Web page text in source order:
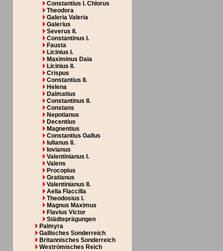
Constantius I. Chlorus
Theodora
Galeria Valeria
Galerius
Severus II.
Constantinus I.
Fausta
Licinius I.
Maximinus Daia
Licinius II.
Crispus
Constantius II.
Helena
Dalmatius
Constantinus II.
Constans
Nepotianus
Decentius
Magnentius
Constantius Gallus
Iulianus II.
Iovianus
Valentinianus I.
Valens
Procopius
Gratianus
Valentinianus II.
Aelia Flaccilla
Theodosius I.
Magnus Maximus
Flavius Victor
Städteprägungen
Palmyra
Gallisches Sonderreich
Britannisches Sonderreich
Weströmisches Reich